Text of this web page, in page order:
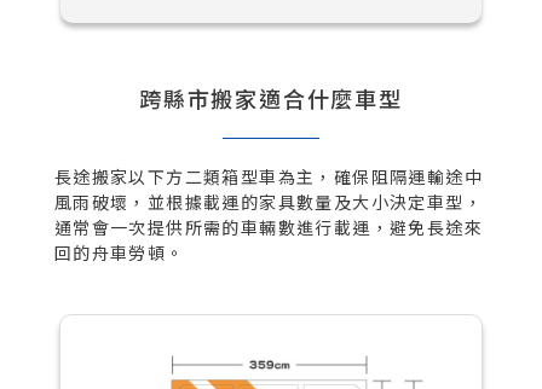
跨縣市搬家適合什麼車型
長途搬家以下方二類箱型車為主，確保阻隔運輸途中
風雨破壞，並根據載運的家具數量及大小決定車型，
通常會一次提供所需的車輛數進行載運，避免長途來
回的舟車勞頓。